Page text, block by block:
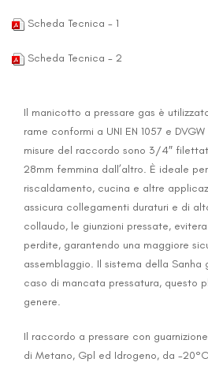
Scheda Tecnica - 1
Scheda Tecnica - 2
Il manicotto a pressare gas è
rame conformi a UNI EN 1057 e
misure del raccordo sono 3/4″
28mm femmina dall’altro. È ideale
riscaldamento, cucina e altre
assicura collegamenti duraturi e di
collaudo, le giunzioni pressate,
perdite, garantendo una maggiore
assemblaggio. Il sistema della
caso di mancata pressatura, questo
genere.
Il raccordo a pressare con
di Metano, Gpl ed Idrogeno, da -